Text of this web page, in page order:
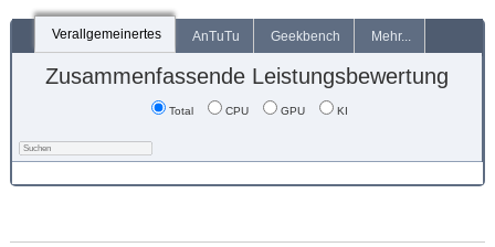
Verallgemeinertes AnTuTu Geekbench Mehr...
Zusammenfassende Leistungsbewertung
Total CPU GPU KI